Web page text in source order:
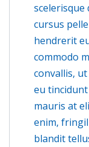
scelerisque
cursus
hendrerit
commodo
convallis,
eu
mauris at
enim,
blandit